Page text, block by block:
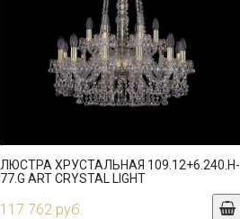
ЛЮСТРА ХРУСТАЛЬНАЯ 109.12+6.240.H-
77.G ART CRYSTAL LIGHT
117 762 руб.